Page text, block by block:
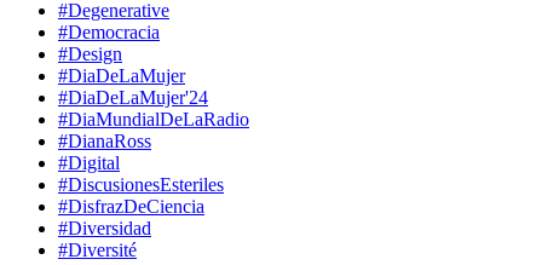
#Degenerative
#Democracia
#Design
#DiaDeLaMujer
#DiaDeLaMujer'24
#DiaMundialDeLaRadio
#DianaRoss
#Digital
#DiscusionesEsteriles
#DisfrazDeCiencia
#Diversidad
#Diversité